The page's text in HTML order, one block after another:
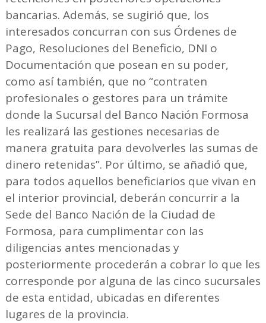
bancarias. Además, se sugirió que, los
interesados concurran con sus Órdenes de
Pago, Resoluciones del Beneficio, DNI o
Documentación que posean en su poder,
como así también, que no “contraten
profesionales o gestores para un trámite
donde la Sucursal del Banco Nación Formosa
les realizará las gestiones necesarias de
manera gratuita para devolverles las sumas de
dinero retenidas”. Por último, se añadió que,
para todos aquellos beneficiarios que vivan en
el interior provincial, deberán concurrir a la
Sede del Banco Nación de la Ciudad de
Formosa, para cumplimentar con las
diligencias antes mencionadas y
posteriormente procederán a cobrar lo que les
corresponde por alguna de las cinco sucursales
de esta entidad, ubicadas en diferentes
lugares de la provincia.